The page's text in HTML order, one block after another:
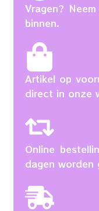
Vragen?
binnen.
Artikel op
direct in onze
Online
dagen worden